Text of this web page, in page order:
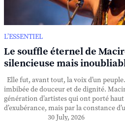
L’ESSENTIEL
Le souffle éternel de
silencieuse mais
Elle fut, avant tout, la voix d’un
imbibée de douceur et de dignité.
génération d’artistes qui ont porté
d’exubérance, mais par la constance
30 July, 2026